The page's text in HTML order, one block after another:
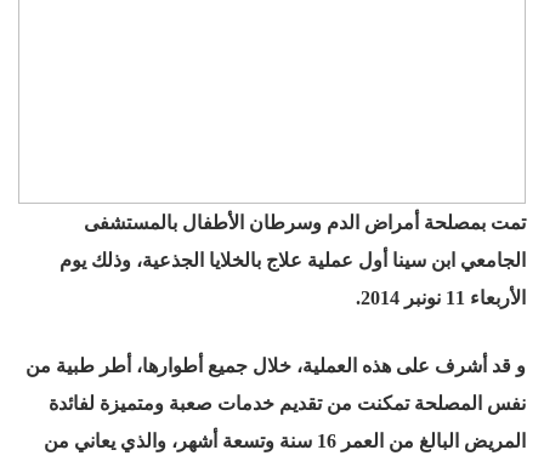
تمت بمصلحة أمراض الدم وسرطان الأطفال بالمستشفى
الجامعي ابن سينا أول عملية علاج بالخلايا الجذعية، وذلك يوم
الأربعاء 11 نونبر 2014.
و قد أشرف على هذه العملية، خلال جميع أطوارها، أطر طبية من
نفس المصلحة تمكنت من تقديم خدمات صعبة ومتميزة لفائدة
المريض البالغ من العمر 16 سنة وتسعة أشهر، والذي يعاني من